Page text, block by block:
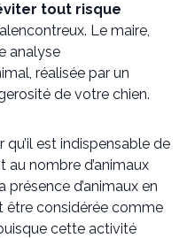
tout risque
Le maire,
analyse
réalisée par un
de votre chien.
est indispensable de
au nombre d’animaux
d’animaux en
être considérée comme
cette activité